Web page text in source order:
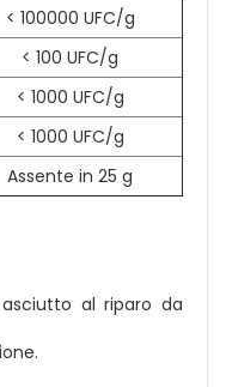
< 100000 UFC/g
< 100 UFC/g
< 1000 UFC/g
< 1000 UFC/g
Assente in 25 g
al riparo da